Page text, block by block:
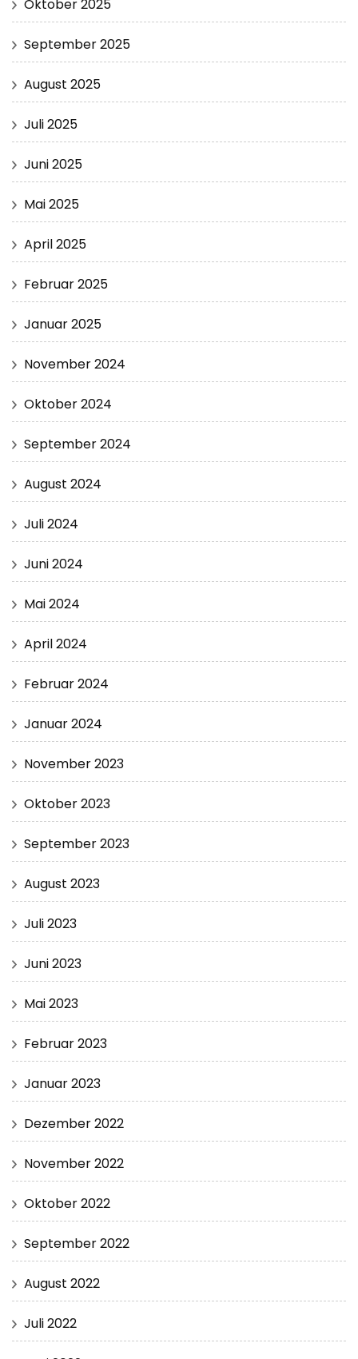
Oktober 2025
September 2025
August 2025
Juli 2025
Juni 2025
Mai 2025
April 2025
Februar 2025
Januar 2025
November 2024
Oktober 2024
September 2024
August 2024
Juli 2024
Juni 2024
Mai 2024
April 2024
Februar 2024
Januar 2024
November 2023
Oktober 2023
September 2023
August 2023
Juli 2023
Juni 2023
Mai 2023
Februar 2023
Januar 2023
Dezember 2022
November 2022
Oktober 2022
September 2022
August 2022
Juli 2022